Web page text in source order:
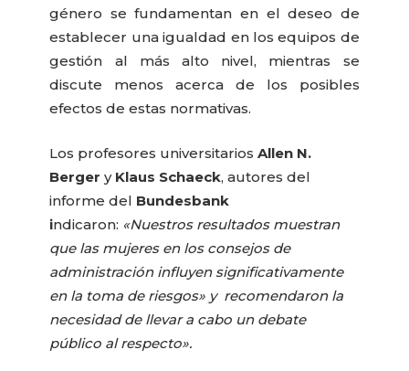
género se fundamentan en el deseo de
establecer una igualdad en los equipos de
gestión al más alto nivel, mientras se
discute menos acerca de los posibles
efectos de estas normativas.
Los profesores universitariosAllen N.
BergeryKlaus Schaeck, autores del
informe del Bundesbank
indicaron: «Nuestros resultados muestran
que las mujeres en los consejos de
administración influyen significativamente
en la toma de riesgos» y recomendaron la
necesidad de llevar a cabo un debate
público al respecto».